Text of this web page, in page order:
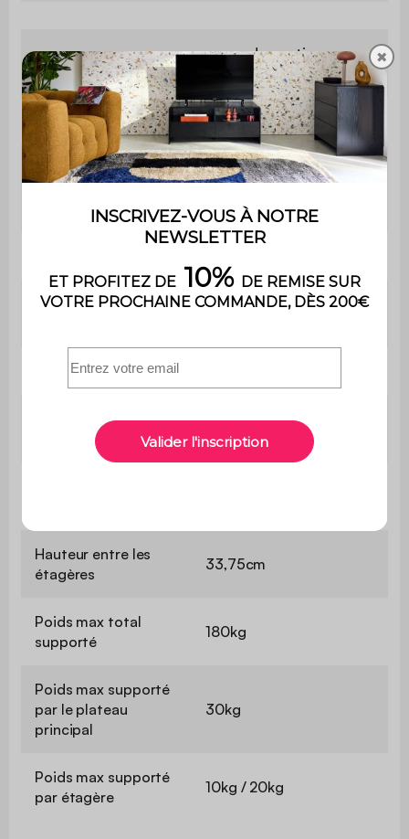
Usage
usage domestique
uniquement
Garantie 2 ans
Montage
Le montage est très
simple, une notice est
fournie
Nombre de
10
Bibliothèque
Epaisseur des
panneaux
Hauteur entre les
étagères
33,75cm
Poids max total
supporté
180kg
Poids max supporté
par le plateau
principal
30kg
Poids max supporté
par étagère
10kg / 20kg
✖